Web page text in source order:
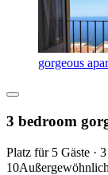
gorgeous
3 bedroom
Platz für 5 Gäste ·
10Außergewöhnlich